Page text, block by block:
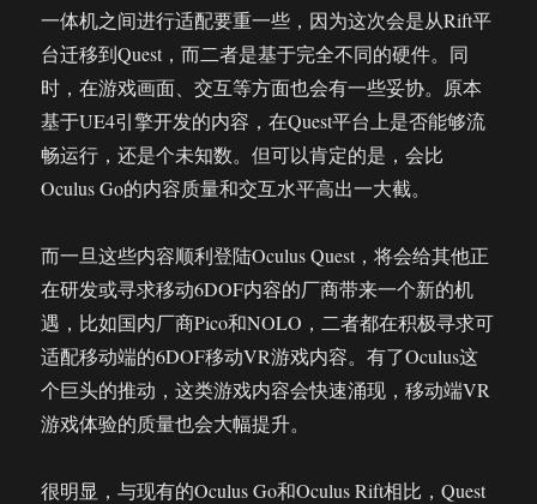
一体机之间进行适配要重一些，因为这次会是从Rift平
台迁移到Quest，而二者是基于完全不同的硬件。同
时，在游戏画面、交互等方面也会有一些妥协。原本
基于UE4引擎开发的内容，在Quest平台上是否能够流
畅运行，还是个未知数。但可以肯定的是，会比
Oculus Go的内容质量和交互水平高出一大截。
而一旦这些内容顺利登陆Oculus Quest，将会给其他正
在研发或寻求移动6DOF内容的厂商带来一个新的机
遇，比如国内厂商Pico和NOLO，二者都在积极寻求可
适配移动端的6DOF移动VR游戏内容。有了Oculus这
个巨头的推动，这类游戏内容会快速涌现，移动端VR
游戏体验的质量也会大幅提升。
很明显，与现有的Oculus Go和Oculus Rift相比，Quest